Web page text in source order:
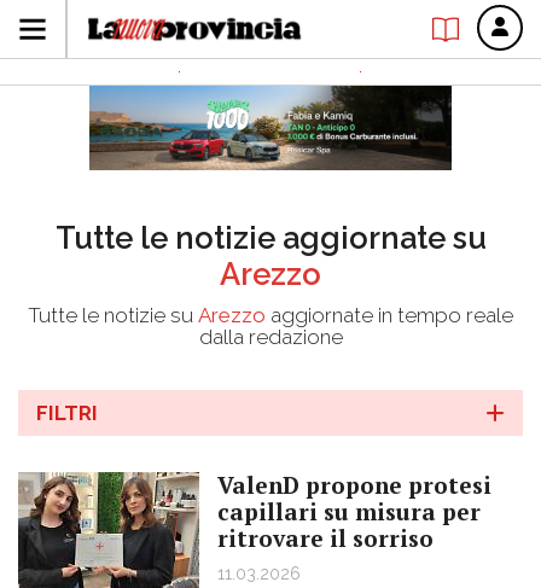
Tutte le notizie aggiornate su
Arezzo
Tutte le notizie su Arezzo aggiornate in tempo reale
dalla redazione
FILTRI
ValenD propone protesi
capillari su misura per
ritrovare il sorriso
11.03.2026